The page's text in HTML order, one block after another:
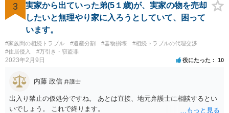
3
実家から出ていった弟(5１歳)が、実家の物を売却
したいと無理やり家に入ろうとしていて、困って
います。
#家族間の相続トラブル #遺産分割 #器物損壊
#相続トラブルの代理交渉
#住居侵入
#万引き・窃盗罪
2023年2月9日 役にたった 10
内藤 政信 弁護士
出入り禁止の仮処分ですね。 あとは直接、地元弁護士に相談するとい
いでしょう。 これで終ります。